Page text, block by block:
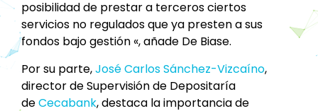
posibilidad de prestar a terceros ciertos
servicios no regulados que ya presten a sus
fondos bajo gestión «, añade De Biase.
Por su parte,José Carlos Sánchez-Vizcaíno,
director de Supervisión de Depositaría
deCecabank, destaca la importancia de